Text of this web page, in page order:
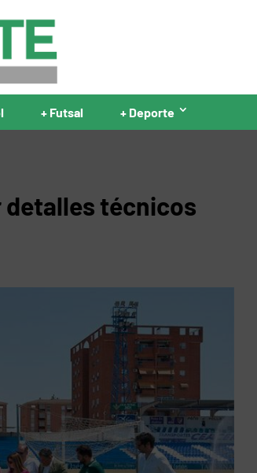
+ Futsal + Deporte
detalles técnicos